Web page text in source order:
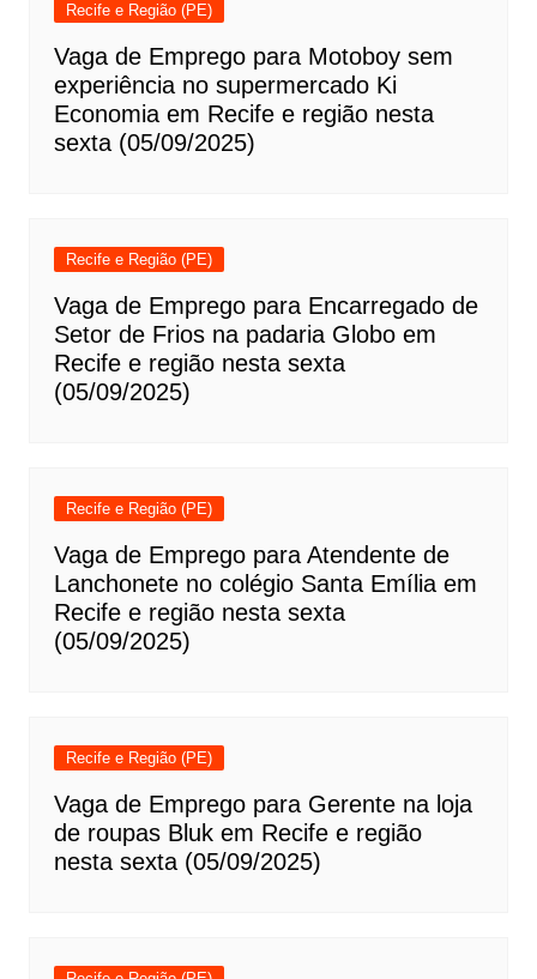
Recife e Região (PE)
Vaga de Emprego para Motoboy sem
experiência no supermercado Ki
Economia em Recife e região nesta
sexta (05/09/2025)
Recife e Região (PE)
Vaga de Emprego para Encarregado de
Setor de Frios na padaria Globo em
Recife e região nesta sexta
(05/09/2025)
Recife e Região (PE)
Vaga de Emprego para Atendente de
Lanchonete no colégio Santa Emília em
Recife e região nesta sexta
(05/09/2025)
Recife e Região (PE)
Vaga de Emprego para Gerente na loja
de roupas Bluk em Recife e região
nesta sexta (05/09/2025)